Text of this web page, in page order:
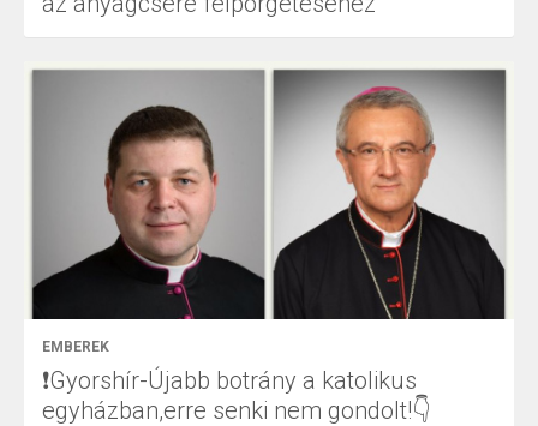
EMBEREK
❗Gyorshír-Újabb botrány a katolikus
egyházban,erre senki nem gondolt!👇